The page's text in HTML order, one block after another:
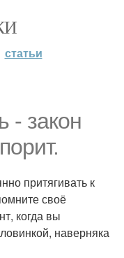
статьи
- закон
притягивать к
своё
когда вы
наверняка